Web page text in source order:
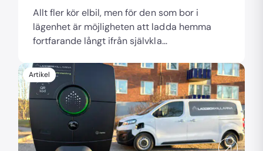
Allt fler kör elbil, men för den som bor i
lägenhet är möjligheten att ladda hemma
fortfarande långt ifrån självkla...
Artikel